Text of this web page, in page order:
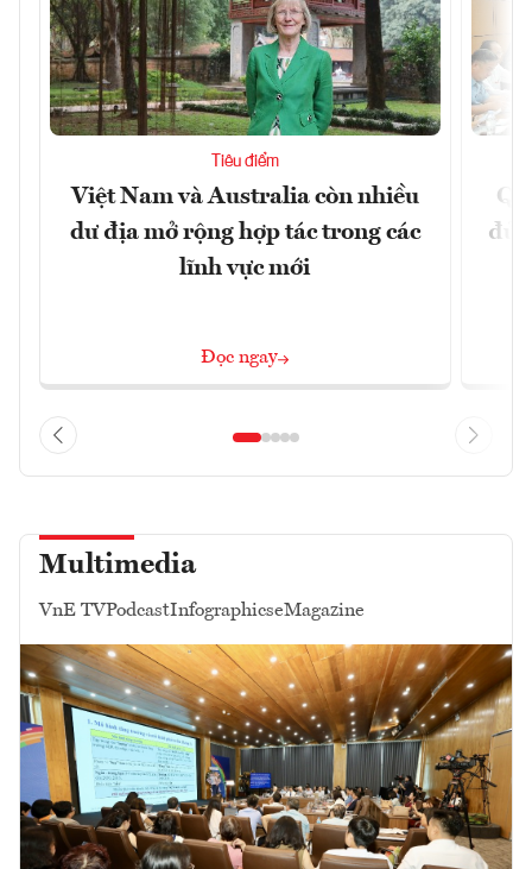
Tiêu điểm
Việt Nam và Australia còn nhiều
dư địa mở rộng hợp tác trong các
lĩnh vực mới
Đọc ngay
đủ
Multimedia
VnE TVPodcastInfographicseMagazine